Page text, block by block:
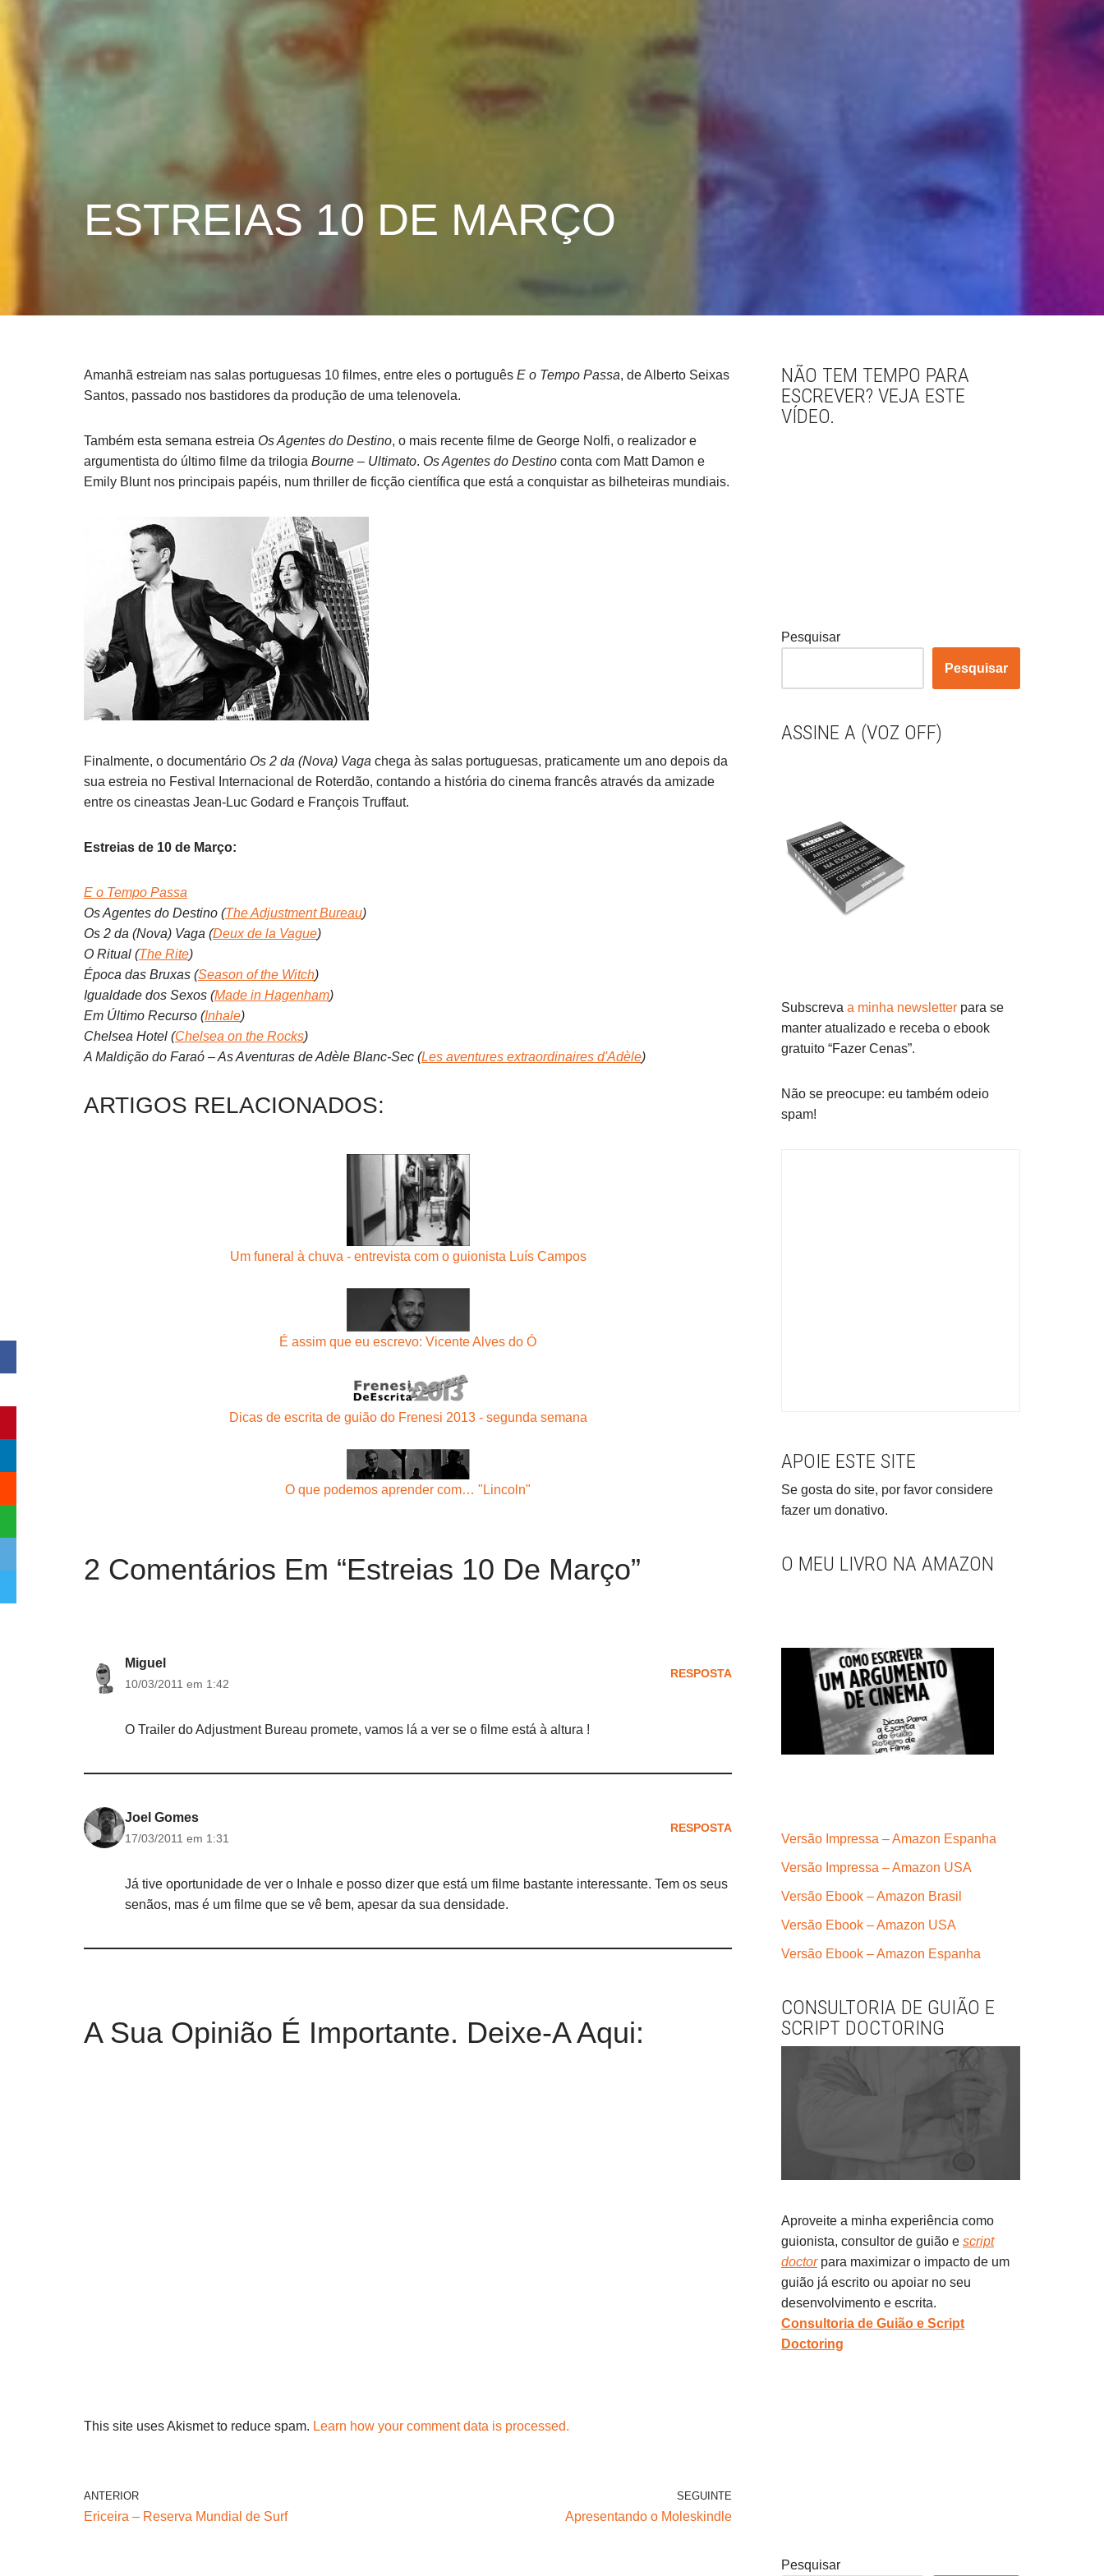
ESTREIAS 10 DE MARÇO
Amanhã estreiam nas salas portuguesas 10 filmes, entre eles o português E o Tempo Passa, de Alberto Seixas
Santos, passado nos bastidores da produção de uma telenovela.
Também esta semana estreia Os Agentes do Destino, o mais recente filme de George Nolfi, o realizador e
argumentista do último filme da trilogia Bourne – Ultimato. Os Agentes do Destino conta com Matt Damon e
Emily Blunt nos principais papéis, num thriller de ficção científica que está a conquistar as bilheteiras mundiais.
Finalmente, o documentário Os 2 da (Nova) Vaga chega às salas portuguesas, praticamente um ano depois da
sua estreia no Festival Internacional de Roterdão, contando a história do cinema francês através da amizade
entre os cineastas Jean-Luc Godard e François Truffaut.
Estreias de 10 de Março:
E o Tempo Passa
Os Agentes do Destino (The Adjustment Bureau)
Os 2 da (Nova) Vaga (Deux de la Vague)
O Ritual (The Rite)
Época das Bruxas (Season of the Witch)
Igualdade dos Sexos (Made in Hagenham)
Em Último Recurso (Inhale)
Chelsea Hotel (Chelsea on the Rocks)
A Maldição do Faraó – As Aventuras de Adèle Blanc-Sec (Les aventures extraordinaires d'Adèle)
ARTIGOS RELACIONADOS:
Um funeral à chuva - entrevista com o guionista Luís Campos
É assim que eu escrevo: Vicente Alves do Ó
Dicas de escrita de guião do Frenesi 2013 - segunda semana
O que podemos aprender com… "Lincoln"
2 Comentários Em “Estreias 10 De Março”
Miguel
10/03/2011 em 1:42
RESPOSTA
O Trailer do Adjustment Bureau promete, vamos lá a ver se o filme está à altura !
Joel Gomes
17/03/2011 em 1:31
RESPOSTA
Já tive oportunidade de ver o Inhale e posso dizer que está um filme bastante interessante. Tem os seus
senãos, mas é um filme que se vê bem, apesar da sua densidade.
A Sua Opinião É Importante. Deixe-A Aqui:
This site uses Akismet to reduce spam. Learn how your comment data is processed.
ANTERIOR
Ericeira – Reserva Mundial de Surf
SEGUINTE
Apresentando o Moleskindle
NÃO TEM TEMPO PARA
ESCREVER? VEJA ESTE
VÍDEO.
Pesquisar
Pesquisar
ASSINE A (VOZ OFF)
Subscreva a minha newsletter para se
manter atualizado e receba o ebook
gratuito “Fazer Cenas”.
Não se preocupe: eu também odeio
spam!
APOIE ESTE SITE
Se gosta do site, por favor considere
fazer um donativo.
O MEU LIVRO NA AMAZON
Versão Impressa – Amazon Espanha
Versão Impressa – Amazon USA
Versão Ebook – Amazon Brasil
Versão Ebook – Amazon USA
Versão Ebook – Amazon Espanha
CONSULTORIA DE GUIÃO E
SCRIPT DOCTORING
Aproveite a minha experiência como
guionista, consultor de guião e script
doctorpara maximizar o impacto de um
guião já escrito ou apoiar no seu
desenvolvimento e escrita.
Consultoria de Guião e Script
Doctoring
Pesquisar